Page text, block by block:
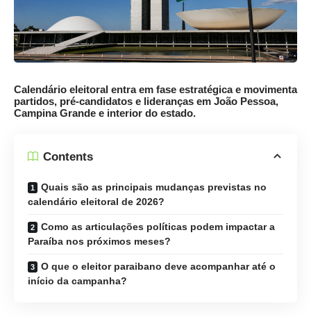
Calendário eleitoral entra em fase estratégica e movimenta
partidos, pré-candidatos e lideranças em João Pessoa,
Campina Grande e interior do estado.
Contents
Quais são as principais mudanças previstas no
calendário eleitoral de 2026?
Como as articulações políticas podem impactar a
Paraíba nos próximos meses?
O que o eleitor paraibano deve acompanhar até o
início da campanha?